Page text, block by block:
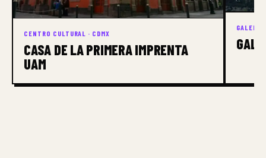
CENTRO CULTURAL · CDMX
CASA DE LA PRIMERA IMPRENTA
UAM
GALERÍA